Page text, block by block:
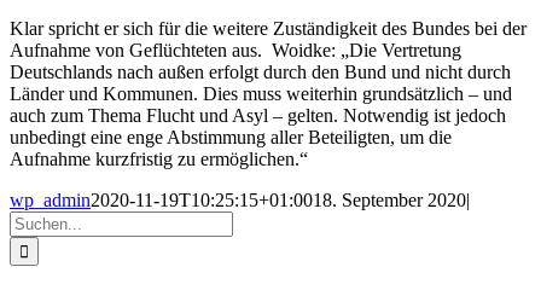
Klar spricht er sich für die weitere Zuständigkeit des Bundes bei der
Aufnahme von Geflüchteten aus. Woidke: „Die Vertretung
Deutschlands nach außen erfolgt durch den Bund und nicht durch
Länder und Kommunen. Dies muss weiterhin grundsätzlich – und
auch zum Thema Flucht und Asyl – gelten. Notwendig ist jedoch
unbedingt eine enge Abstimmung aller Beteiligten, um die
Aufnahme kurzfristig zu ermöglichen.“
wp_admin2020-11-19T10:25:15+01:0018. September 2020|
Suche
nach: